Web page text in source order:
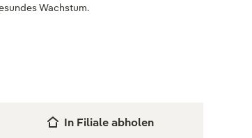
Wachstum.
In Filiale abholen